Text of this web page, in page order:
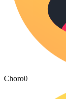
Choro0